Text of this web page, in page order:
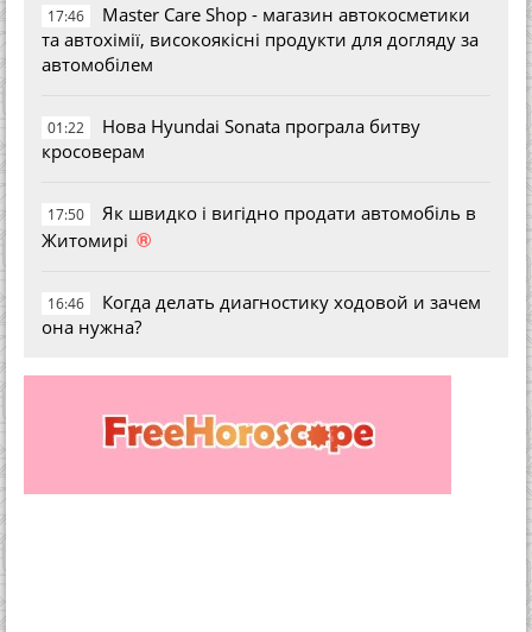
17:46
Master Care Shop - магазин автокосметики
та автохімії, високоякісні продукти для догляду за
автомобілем
01:22
Нова Hyundai Sonata програла битву
кросоверам
17:50
Як швидко і вигідно продати автомобіль в
Житомирі ®
16:46
Когда делать диагностику ходовой и зачем
она нужна?